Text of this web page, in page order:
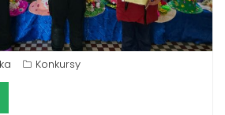
Konkursy